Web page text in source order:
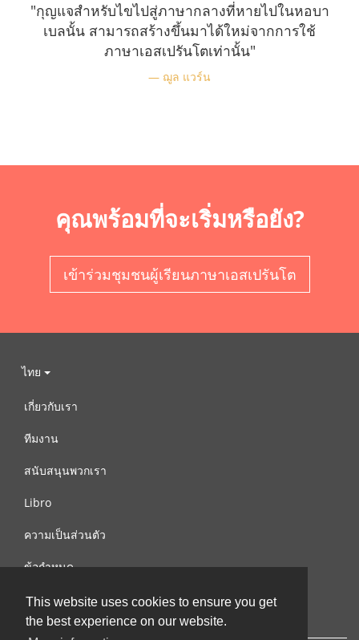
This website uses cookies to ensure you get
the best experience on our website.
"กุญแจสำหรับไขไปสู่ภาษากลางที่หายไปในหอบา
เบลนั้น สามารถสร้างขึ้นมาได้ใหม่จากการใช้
ภาษาเอสเปรันโตเท่านั้น"
ฌูล แวร์น
คุณพร้อมที่จะเริ่มหรือยัง?
เข้าร่วมชุมชนผู้เรียนภาษาเอสเปรันโต
ไทย
เกี่ยวกับเรา
ทีมงาน
สนับสนุนพวกเรา
Libro
ความเป็นส่วนตัว
ข้อกำหนด
ติดต่อเรา